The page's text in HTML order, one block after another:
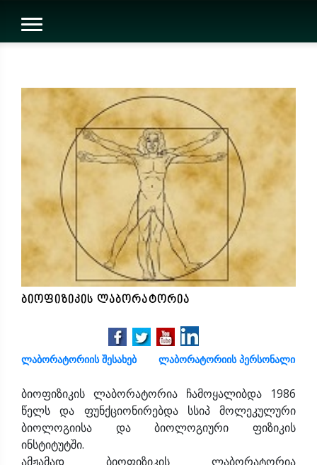
ბიოფიზიკის ლაბორატორია
ლაბორატორიის შესახებ ლაბორატორიის პერსონალი
ბიოფიზიკის ლაბორატორია ჩამოყალიბდა 1986
წელს და ფუნქციონირებდა სსიპ მოლეკულური
ბიოლოგიისა და ბიოლოგიური ფიზიკის
ინსტიტუტში.
ამჟამად ბიოფიზიკის ლაბორატორია